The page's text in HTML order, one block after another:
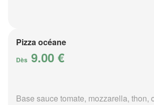
Pizza océane
Dès 9.00 €
Base sauce tomate, mozzarella, thon,